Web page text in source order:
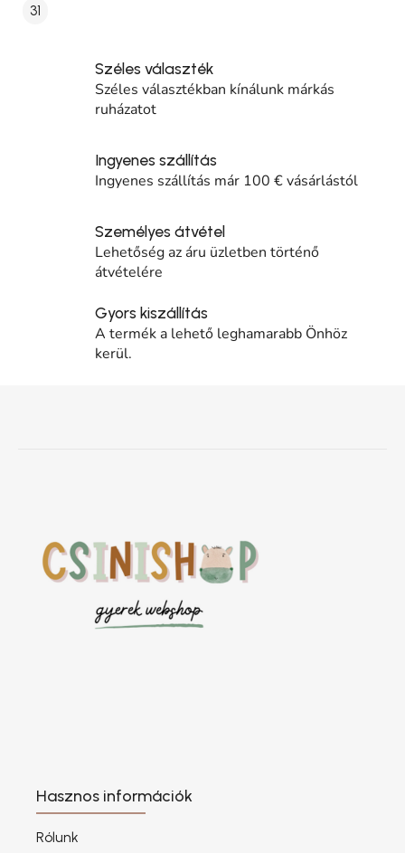
31
Széles választék
Széles választékban kínálunk márkás
ruházatot
Ingyenes szállítás
Ingyenes szállítás már 100 € vásárlástól
Személyes átvétel
Lehetőség az áru üzletben történő
átvételére
Gyors kiszállítás
A termék a lehető leghamarabb Önhöz
kerül.
Hasznos információk
Rólunk